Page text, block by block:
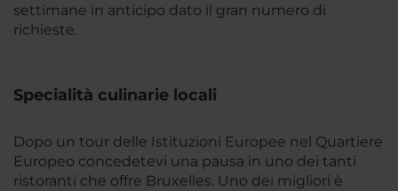
settimane in anticipo dato il gran numero di
richieste.
Specialità culinarie locali
Dopo un tour delle Istituzioni Europee nel Quartiere
Europeo concedetevi una pausa in uno dei tanti
ristoranti che offre Bruxelles. Uno dei migliori è